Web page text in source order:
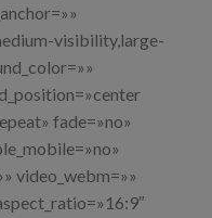
visibility,large-
fade=»no»
video_webm=»»